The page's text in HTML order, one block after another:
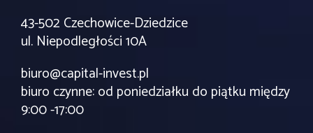
43-502 Czechowice-Dziedzice
ul. Niepodległości 10A
biuro@capital-invest.pl
biuro czynne: od poniedziałku do piątku między
9:00 -17:00